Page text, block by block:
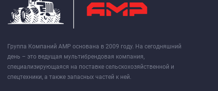
Группа Компаний АМР основана в 2009 году. На сегодняшний
день – это ведущая мультибрендовая компания,
специализирующаяся на поставке сельскохозяйственной и
спецтехники, а также запасных частей к ней.